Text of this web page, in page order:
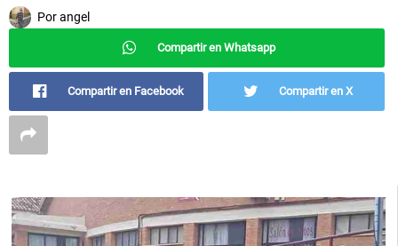
Porangel
Compartir en Whatsapp
Compartir en Facebook Compartir en X